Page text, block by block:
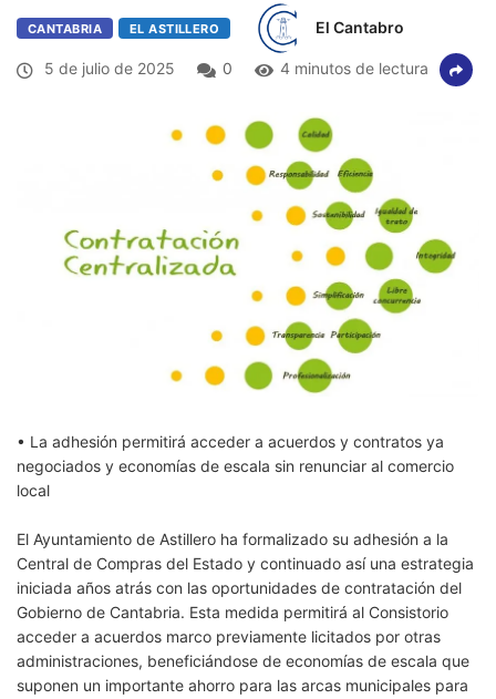
CANTABRIA EL ASTILLERO El Cantabro
5 de julio de 2025 0 4 minutos de lectura
• La adhesión permitirá acceder a acuerdos y contratos ya
negociados y economías de escala sin renunciar al comercio
local
El Ayuntamiento de Astillero ha formalizado su adhesión a la
Central de Compras del Estado y continuado así una estrategia
iniciada años atrás con las oportunidades de contratación del
Gobierno de Cantabria. Esta medida permitirá al Consistorio
acceder a acuerdos marco previamente licitados por otras
administraciones, beneficiándose de economías de escala que
suponen un importante ahorro para las arcas municipales para